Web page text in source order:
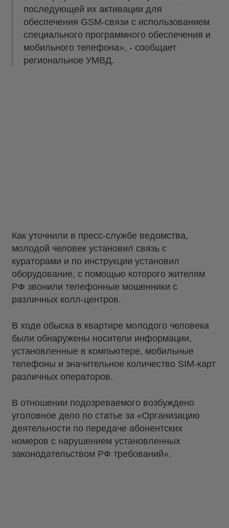
последующей их активации для
обеспечения GSM-связи с использованием
специального программного обеспечения и
мобильного телефона», - сообщает
региональное УМВД.
Как уточнили в пресс-службе ведомства,
молодой человек установил связь с
кураторами и по инструкции установил
оборудование, с помощью которого жителям
РФ звонили телефонные мошенники с
различных колл-центров.
В ходе обыска в квартире молодого человека
были обнаружены носители информации,
установленные в компьютере, мобильные
телефоны и значительное количество SIM-карт
различных операторов.
В отношении подозреваемого возбуждено
уголовное дело по статье за «Организацию
деятельности по передаче абонентских
номеров с нарушением установленных
законодательством РФ требований».